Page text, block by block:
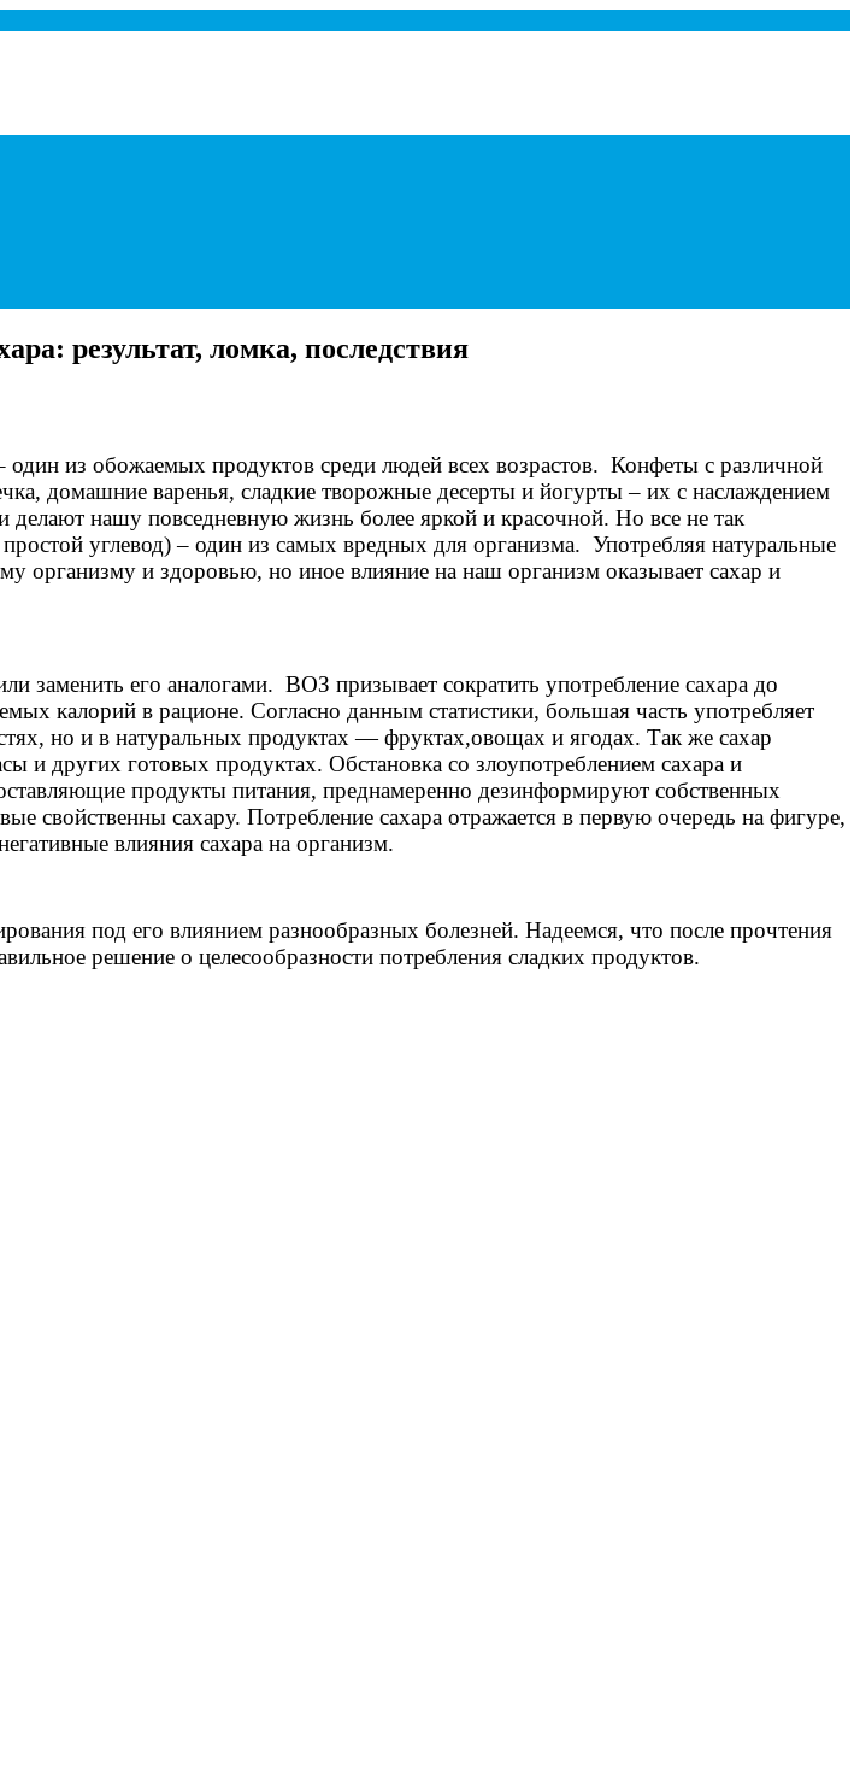
результат, ломка, последствия
один из обожаемых продуктов среди людей всех возрастов. Конфеты с различной
домашние варенья, сладкие творожные десерты и йогурты – их с наслаждением
нашу повседневную жизнь более яркой и красочной. Но все не так
углевод) – один из самых вредных для организма. Употребляя натуральные
организму и здоровью, но иное влияние на наш организм оказывает сахар и
заменить его аналогами. ВОЗ призывает сократить употребление сахара до
калорий в рационе. Согласно данным статистики, большая часть употребляет
но и в натуральных продуктах — фруктах,овощах и ягодах. Так же сахар
и других готовых продуктах. Обстановка со злоупотреблением сахара и
продукты питания, преднамеренно дезинформируют собственных
свойственны сахару. Потребление сахара отражается в первую очередь на фигуре,
влияния сахара на организм.
под его влиянием разнообразных болезней. Надеемся, что после прочтения
решение о целесообразности потребления сладких продуктов.